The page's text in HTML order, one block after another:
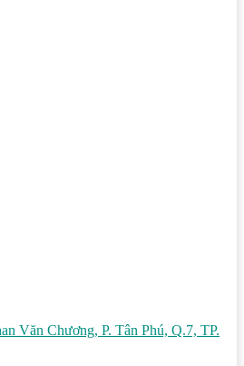
Văn Chương, P. Tân Phú, Q.7, TP.